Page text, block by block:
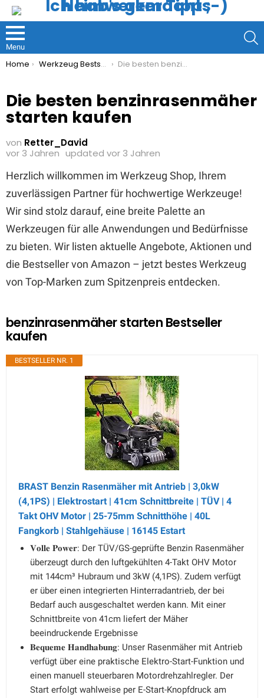
Menu
You are here:
Home Werkzeug Bestseller Die besten benzinrasenmäher starten kaufen
Die besten benzinrasenmäher
starten kaufen
von Retter_David
vor 3 Jahren updated vor 3 Jahren
Herzlich willkommen im Werkzeug Shop, Ihrem
zuverlässigen Partner für hochwertige Werkzeuge!
Wir sind stolz darauf, eine breite Palette an
Werkzeugen für alle Anwendungen und Bedürfnisse
zu bieten. Wir listen aktuelle Angebote, Aktionen und
die Bestseller von Amazon – jetzt bestes Werkzeug
von Top-Marken zum Spitzenpreis entdecken.
benzinrasenmäher starten Bestseller
kaufen
BESTSELLER NR. 1
BRAST Benzin Rasenmäher mit Antrieb | 3,0kW
(4,1PS) | Elektrostart | 41cm Schnittbreite | TÜV | 4
Takt OHV Motor | 25-75mm Schnitthöhe | 40L
Fangkorb | Stahlgehäuse | 16145 Estart
𝐕𝐨𝐥𝐥𝐞 𝐏𝐨𝐰𝐞𝐫: Der TÜV/GS-geprüfte Benzin Rasenmäher
überzeugt durch den luftgekühlten 4-Takt OHV Motor
mit 144cm³ Hubraum und 3kW (4,1PS). Zudem verfügt
er über einen integrierten Hinterradantrieb, der bei
Bedarf auch ausgeschaltet werden kann. Mit einer
Schnittbreite von 41cm liefert der Mäher
beeindruckende Ergebnisse
𝐁𝐞𝐪𝐮𝐞𝐦𝐞 𝐇𝐚𝐧𝐝𝐡𝐚𝐛𝐮𝐧𝐠: Unser Rasenmäher mit Antrieb
verfügt über eine praktische Elektro-Start-Funktion und
einen manuell steuerbaren Motordrehzahlregler. Der
Start erfolgt wahlweise per E-Start-Knopfdruck am